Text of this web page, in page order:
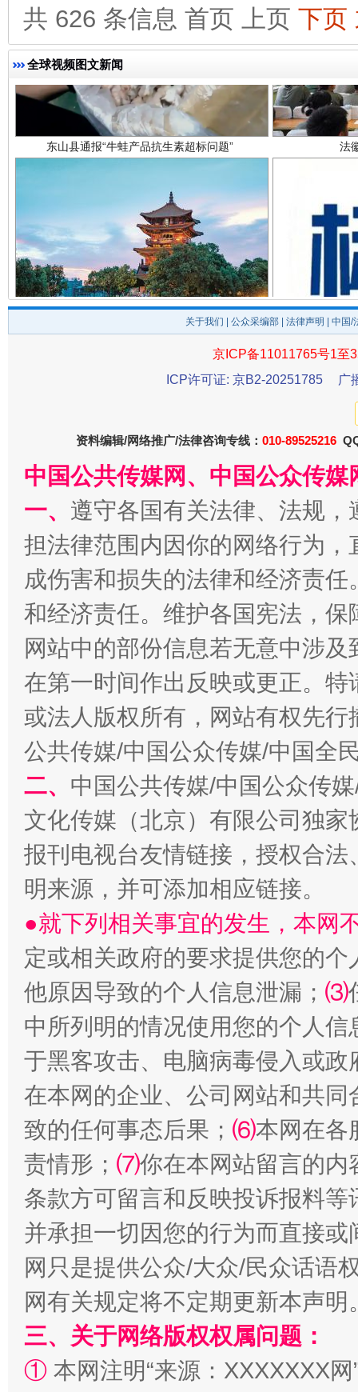
共 626 条信息 首页 上页 下页
全球视频图文新闻
东山县通报“牛蛙产品抗生素超标问题”
千年窑火 生生不息
揭开“小金库”的免责幌子
受贿1.44亿！段成刚被判无期 从幼
全民健身五年计划来了！等你上场
阿坝州三大球赛在茂县开幕 规模
国家大学科技园优化重塑工作
关于我们 公众采编部 法律声明 | 中国
京ICP备11011765号1至
ICP许可证: 京B2-20251785
广
资料编辑/网络推广/法律咨询专线： 010-89525216
中国公共传媒网、中国公众传
一、 遵守各国有关法律、法规
担法律范围内因你的网络行为
成伤害和损失的法律和经济责
和经济责任。维护各国宪法，
网站中的部份信息若无意中涉
在第一时间作出反映或更正。
或法人版权所有，网站有权先
公共传媒/中国公众传媒/中国全
二、 中国公共传媒/中国公众传
文化传媒（北京）有限公司独
报刊电视台友情链接，授权合
明来源，并可添加相应链接。
●就下列相关事宜的发生，本网
定或相关政府的要求提供您的个
他原因导致的个人信息泄漏； ⑶
中所列明的情况使用您的个人
于黑客攻击、电脑病毒侵入或
在本网的企业、公司网站和共
致的任何事态后果； ⑹本网在各
责情形； ⑺你在本网站留言的内
条款方可留言和反映投诉报料
并承担一切因您的行为而直接
网只是提供公众/大众/民众话语
网有关规定将不定期更新本声明
三、关于网络版权权属问题：
① 本网注明“来源：XXXXXXX